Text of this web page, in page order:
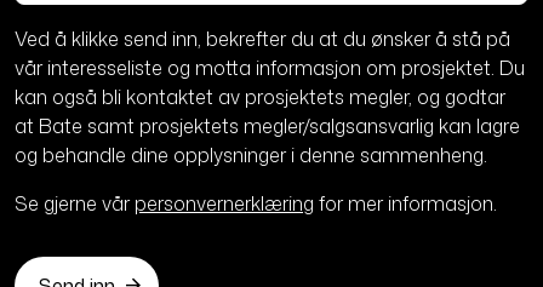
Ved å klikke send inn, bekrefter du at du ønsker å stå på
vår interesseliste og motta informasjon om prosjektet. Du
kan også bli kontaktet av prosjektets megler, og godtar
at Bate samt prosjektets megler/salgsansvarlig kan lagre
og behandle dine opplysninger i denne sammenheng.
Se gjerne vårpersonvernerklæring for mer informasjon.